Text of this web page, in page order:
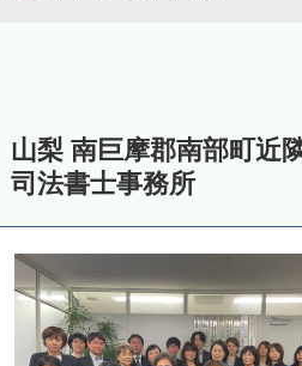
山梨 南巨摩郡南部町近
司法書士事務所